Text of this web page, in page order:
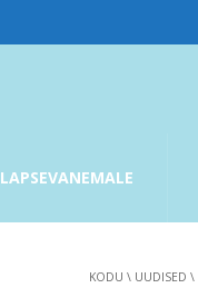
LAPSEVANEMALE
KODU \ UUDISED \